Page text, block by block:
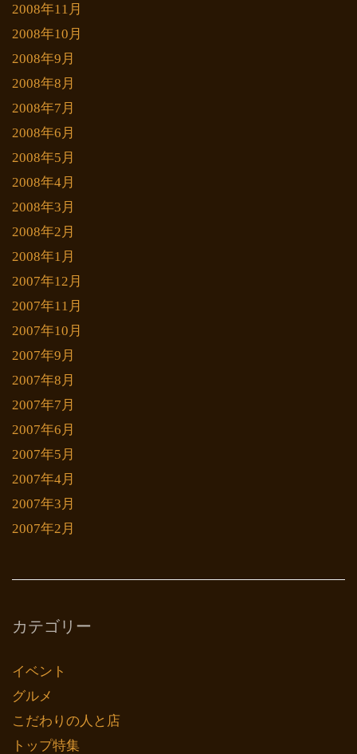
2008年11月
2008年10月
2008年9月
2008年8月
2008年7月
2008年6月
2008年5月
2008年4月
2008年3月
2008年2月
2008年1月
2007年12月
2007年11月
2007年10月
2007年9月
2007年8月
2007年7月
2007年6月
2007年5月
2007年4月
2007年3月
2007年2月
カテゴリー
イベント
グルメ
こだわりの人と店
トップ特集